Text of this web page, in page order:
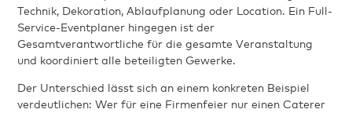
Technik, Dekoration, Ablaufplanung oder Location. Ein Full-
Service-Eventplaner hingegen ist der
Gesamtverantwortliche für die gesamte Veranstaltung
und koordiniert alle beteiligten Gewerke.
Der Unterschied lässt sich an einem konkreten Beispiel
verdeutlichen: Wer für eine Firmenfeier nur einen Caterer